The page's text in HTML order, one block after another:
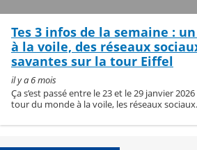
Tes 3 infos de la semaine :
à la voile, des réseaux
savantes sur la tour Eiffel
il y a 6 mois
Ça s’est passé entre le 23 et le 29 janvier
tour du monde à la voile, les réseaux